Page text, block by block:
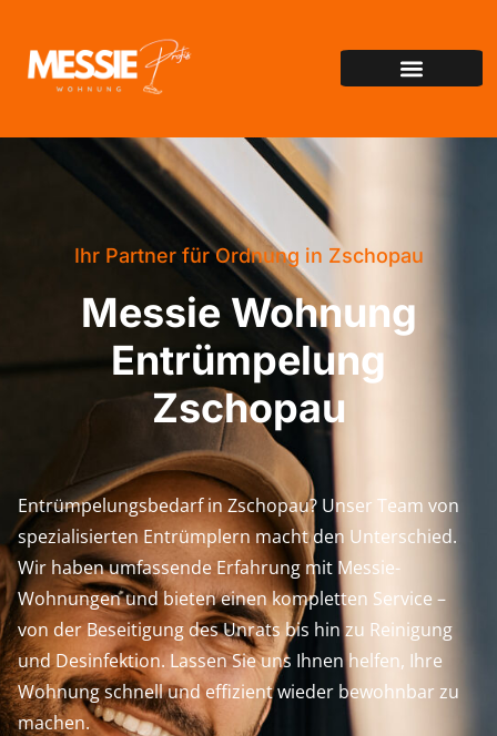
Ihr Partner für Ordnung in Zschopau
Messie Wohnung
Entrümpelung
Zschopau
Entrümpelungsbedarf in Zschopau? Unser Team von
spezialisierten Entrümplern macht den Unterschied.
Wir haben umfassende Erfahrung mit Messie-
Wohnungen und bieten einen kompletten Service –
von der Beseitigung des Unrats bis hin zu Reinigung
und Desinfektion. Lassen Sie uns Ihnen helfen, Ihre
Wohnung schnell und effizient wieder bewohnbar zu
machen.